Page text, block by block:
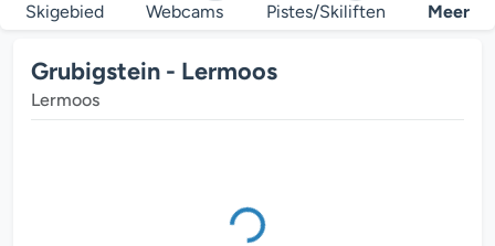
Skigebied Webcams Pistes/Skiliften Meer
Grubigstein - Lermoos
LermoosDe mediaplayer wordt geladen...